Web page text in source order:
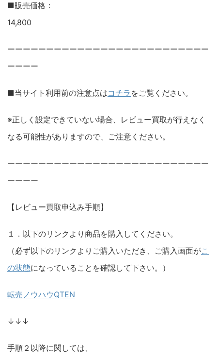
■販売価格：
14,800
ーーーーーーーーーーーーーーーーーーーーーーーーーー
ーーーー
■当サイト利用前の注意点はコチラ をご覧ください。
※正しく設定できていない場合、レビュー買取が行えなく
なる可能性がありますので、ご注意ください。
ーーーーーーーーーーーーーーーーーーーーーーーーーー
ーーーー
【レビュー買取申込み手順】
１．以下のリンクより商品を購入してください。
（必ず以下のリンクよりご購入いただき、ご購入画面がこ
の状態になっていることを確認して下さい。）
転売ノウハウQTEN
↓↓↓
手順２以降に関しては、